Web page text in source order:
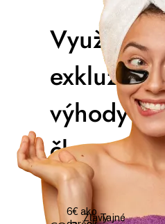
Využívajte
exkluzívne
výhody
členstva
6€ ako
ZľavyTajné